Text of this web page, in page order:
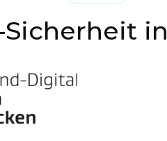
zur
in
Deutschland
Sicherheit